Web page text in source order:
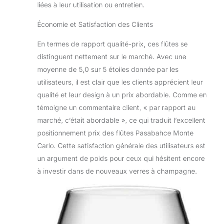
liées à leur utilisation ou entretien.
Économie et Satisfaction des Clients
En termes de rapport qualité-prix, ces flûtes se
distinguent nettement sur le marché. Avec une
moyenne de 5,0 sur 5 étoiles donnée par les
utilisateurs, il est clair que les clients apprécient leur
qualité et leur design à un prix abordable. Comme en
témoigne un commentaire client, « par rapport au
marché, c’était abordable », ce qui traduit l’excellent
positionnement prix des flûtes Pasabahce Monte
Carlo. Cette satisfaction générale des utilisateurs est
un argument de poids pour ceux qui hésitent encore
à investir dans de nouveaux verres à champagne.